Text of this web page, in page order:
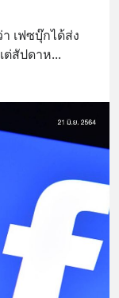
เฟซบุ๊กได้ส่ง
ต่สัปดาห...